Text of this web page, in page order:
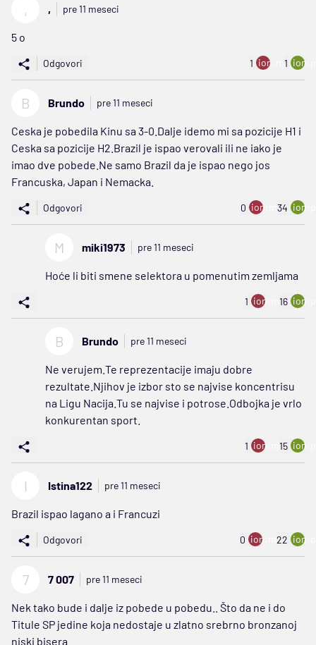
, , pre 11 meseci
5 o
Odgovori 1 ion:minus
1
B Brundo pre 11 meseci
Ceska je pobedila Kinu sa 3-0.Dalje idemo mi sa pozicije H1 i
Ceska sa pozicije H2.Brazil je ispao verovali ili ne iako je
imao dve pobede.Ne samo Brazil da je ispao nego jos
Francuska, Japan i Nemacka.
Odgovori 0 ion:minus
34
M miki1973 pre 11 meseci
Hoće li biti smene selektora u pomenutim zemljama
1 ion:minus
16
B Brundo pre 11 meseci
Ne verujem.Te reprezentacije imaju dobre
rezultate.Njihov je izbor sto se najvise koncentrisu
na Ligu Nacija.Tu se najvise i potrose.Odbojka je vrlo
konkurentan sport.
1 ion:minus
15
I Istina122 pre 11 meseci
Brazil ispao lagano a i Francuzi
Odgovori 0 ion:minus
22
7 7 007 pre 11 meseci
Nek tako bude i dalje iz pobede u pobedu.. Što da ne i do
Titule SP jedine koja nedostaje u zlatno srebrno bronzanoj
niski bisera